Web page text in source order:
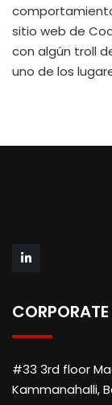
sitio web de
con algún troll
uno de los
#33 3rd floor
Kammanahalli,